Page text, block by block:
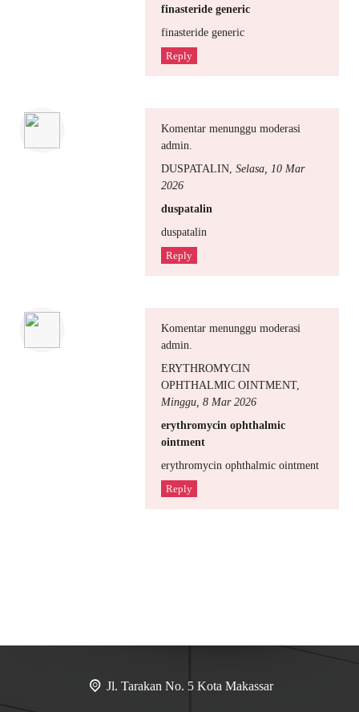
finasteride generic
finasteride generic
Reply
Komentar menunggu moderasi
admin.
DUSPATALIN Selasa, 10 Mar
2026
duspatalin
duspatalin
Reply
Komentar menunggu moderasi
admin.
ERYTHROMYCIN
OPHTHALMIC OINTMENT,
Minggu, 8 Mar 2026
erythromycin ophthalmic
ointment
erythromycin ophthalmic ointment
Reply
Jl. Tarakan No. 5 Kota Makassar